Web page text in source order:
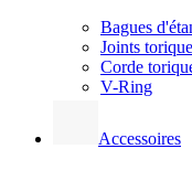
Bagues
Joints
Corde
V-Ring
Accessoires